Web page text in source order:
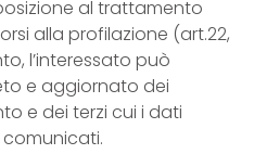
al trattamento
alla profilazione (art.22,
l’interessato può
e aggiornato dei
e dei terzi cui i dati